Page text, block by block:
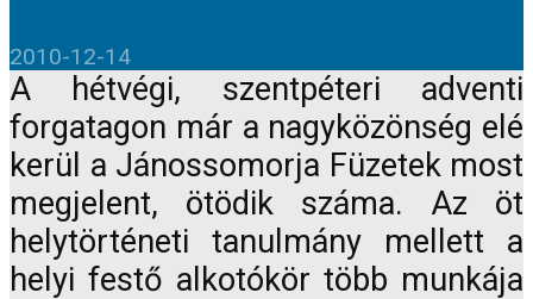
2010-12-14
A hétvégi, szentpéteri adventi
forgatagon már a nagyközönség elé
kerül a Jánossomorja Füzetek most
megjelent, ötödik száma. Az öt
helytörténeti tanulmány mellett a
helyi festő alkotókör több munkája